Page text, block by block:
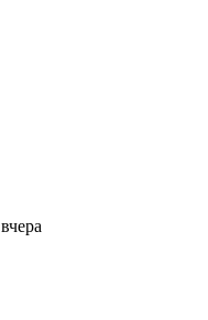
вчера